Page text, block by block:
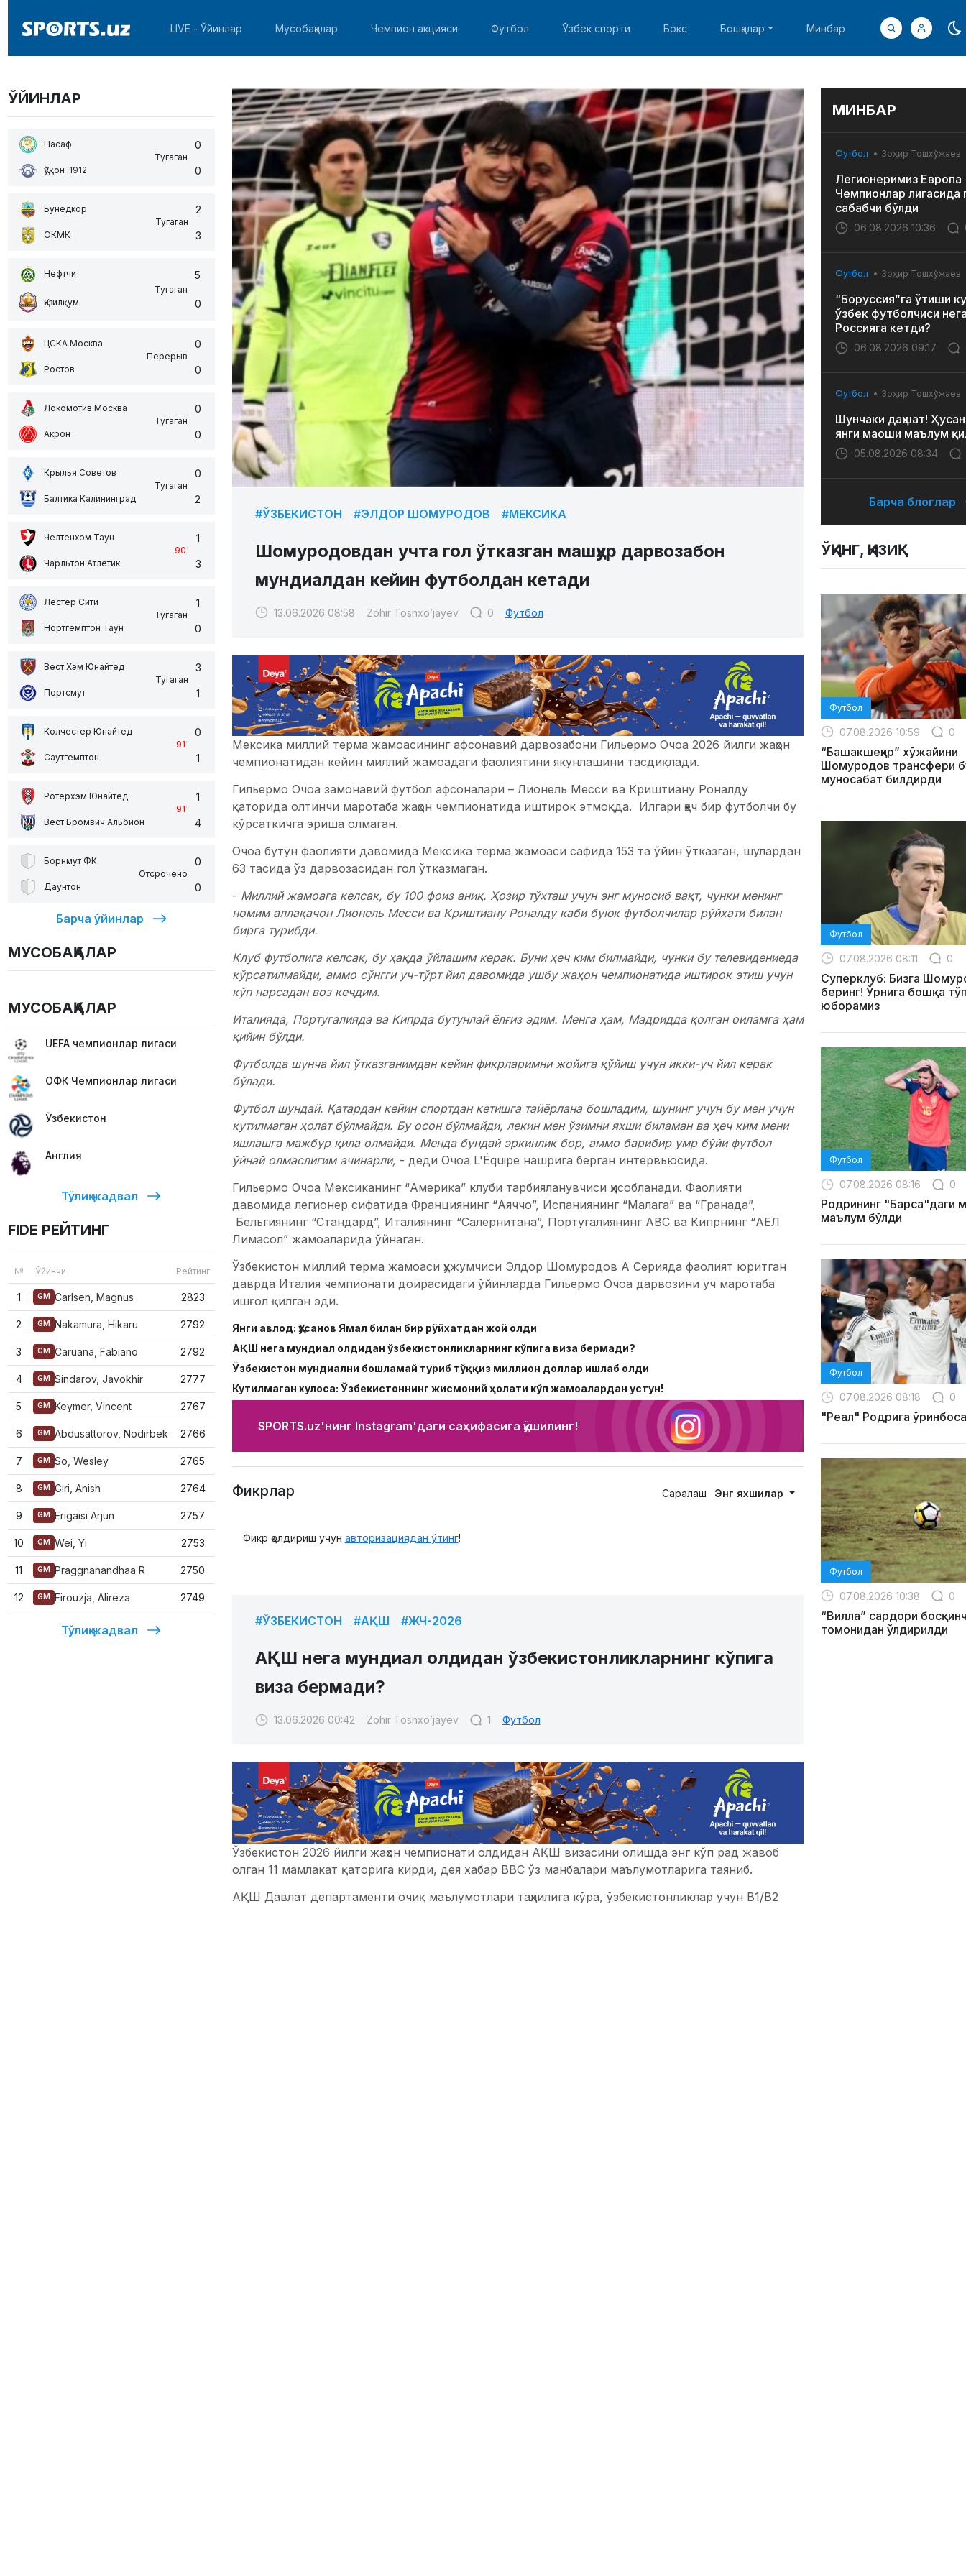
LIVE - Ўйинлар Мусобақалар Чемпион акцияси Футбол Ўзбек спорти Бокс Бошқалар Минбар
ЎЙИНЛАР
Насаф
Қўқон-1912
Тугаган
0
0
Бунедкор
ОКМК
Тугаган
2
3
Нефтчи
Қизилқум
Тугаган
5
0
ЦСКА Москва
Ростов
Перерыв
0
0
Локомотив Москва
Акрон
Тугаган
0
0
Крылья Советов
Балтика Калининград
Тугаган
0
2
Челтенхэм Таун
Чарльтон Атлетик
90'
1
3
Лестер Сити
Нортгемптон Таун
Тугаган
1
0
Вест Хэм Юнайтед
Портсмут
Тугаган
3
1
Колчестер Юнайтед
Саутгемптон
91'
0
1
Ротерхэм Юнайтед
Вест Бромвич Альбион
91'
1
4
Борнмут ФК
Даунтон
Отсрочено
0
0
Барча ўйинлар
МУСОБАҚАЛАР
МУСОБАҚАЛАР
UEFA чемпионлар лигаси
ОФК Чемпионлар лигаси
Ўзбекистон
Англия
Тўлиқ жадвал
FIDE РЕЙТИНГ
№ Ўйинчи Рейтинг
1 GM Carlsen, Magnus 2823
2 GM Nakamura, Hikaru 2792
3 GM Caruana, Fabiano 2792
4 GM Sindarov, Javokhir 2777
5 GM Keymer, Vincent 2767
6 GM Abdusattorov, Nodirbek 2766
7 GM So, Wesley 2765
8 GM Giri, Anish 2764
9 GM Erigaisi Arjun 2757
10 GM Wei, Yi 2753
11 GM Praggnanandhaa R 2750
12 GM Firouzja, Alireza 2749
Тўлиқ жадвал
#ЎЗБЕКИСТОН #ЭЛДОР ШОМУРОДОВ #МЕКСИКА
Шомуродовдан учта гол ўтказган машҳур дарвозабон
мундиалдан кейин футболдан кетади
13.06.2026 08:58 Zohir Toshxo’jayev 0 Футбол
Мексика миллий терма жамоасининг афсонавий дарвозабони Гильермо Очоа 2026 йилги жаҳон
чемпионатидан кейин миллий жамоадаги фаолиятини якунлашини тасдиқлади.
Гильермо Очоа замонавий футбол афсоналари – Лионель Месси ва Криштиану Роналду
қаторида олтинчи маротаба жаҳон чемпионатида иштирок этмоқда. Илгари ҳеч бир футболчи бу
кўрсаткичга эриша олмаган.
Очоа бутун фаолияти давомида Мексика терма жамоаси сафида 153 та ўйин ўтказган, шулардан
63 тасида ўз дарвозасидан гол ўтказмаган.
- Миллий жамоага келсак, бу 100 фоиз аниқ. Ҳозир тўхташ учун энг муносиб вақт, чунки менинг
номим аллақачон Лионель Месси ва Криштиану Роналду каби буюк футболчилар рўйхати билан
бирга турибди.
Клуб футболига келсак, бу ҳақда ўйлашим керак. Буни ҳеч ким билмайди, чунки бу телевидениеда
кўрсатилмайди, аммо сўнгги уч-тўрт йил давомида ушбу жаҳон чемпионатида иштирок этиш учун
кўп нарсадан воз кечдим.
Италияда, Португалияда ва Кипрда бутунлай ёлғиз эдим. Менга ҳам, Мадридда қолган оиламга ҳам
қийин бўлди.
Футболда шунча йил ўтказганимдан кейин фикрларимни жойига қўйиш учун икки-уч йил керак
бўлади.
Футбол шундай. Қатардан кейин спортдан кетишга тайёрлана бошладим, шунинг учун бу мен учун
кутилмаган ҳолат бўлмайди. Бу осон бўлмайди, лекин мен ўзимни яхши биламан ва ҳеч ким мени
ишлашга мажбур қила олмайди. Менда бундай эркинлик бор, аммо барибир умр бўйи футбол
ўйнай олмаслигим ачинарли, - деди Очоа L'Équipe нашрига берган интервьюсида.
Гильермо Очоа Мексиканинг “Америка” клуби тарбияланувчиси ҳисобланади. Фаолияти
давомида легионер сифатида Франциянинг “Аяччо”, Испаниянинг “Малага” ва “Гранада”,
Бельгиянинг “Стандард”, Италиянинг “Салернитана”, Португалиянинг АВС ва Кипрнинг “АЕЛ
Лимасол” жамоаларида ўйнаган.
Ўзбекистон миллий терма жамоаси ҳужумчиси Элдор Шомуродов А Серияда фаолият юритган
даврда Италия чемпионати доирасидаги ўйинларда Гильермо Очоа дарвозини уч маротаба
ишғол қилган эди.
Янги авлод: Ҳусанов Ямал билан бир рўйхатдан жой олди
АҚШ нега мундиал олдидан ўзбекистонликларнинг кўпига виза бермади?
Ўзбекистон мундиални бошламай туриб тўққиз миллион доллар ишлаб олди
Кутилмаган хулоса: Ўзбекистоннинг жисмоний ҳолати кўп жамоалардан устун!
SPORTS.uz'нинг Instagram'даги саҳифасига қўшилинг!
Фикрлар Саралаш Энг яхшилар
Фикр қолдириш учун авторизациядан ўтинг!
#ЎЗБЕКИСТОН #АҚШ #ЖЧ-2026
АҚШ нега мундиал олдидан ўзбекистонликларнинг кўпига
виза бермади?
13.06.2026 00:42 Zohir Toshxo’jayev 1 Футбол
Ўзбекистон 2026 йилги жаҳон чемпионати олдидан АҚШ визасини олишда энг кўп рад жавоб
олган 11 мамлакат қаторига кирди, дея хабар BBC ўз манбалари маълумотларига таяниб.
АҚШ Давлат департаменти очиқ маълумотлари таҳлилига кўра, ўзбекистонликлар учун B1/B2
МИНБАР
Футбол Зоҳир Тошхўжаев
Легионеримиз Европа
Чемпионлар лигасида
сабабчи бўлди
06.08.2026 10:36
Футбол Зоҳир Тошхўжаев
“Боруссия”га ўтиши
ўзбек футболчиси
Россияга кетди?
06.08.2026 09:17
Футбол Зоҳир Тошхўжаев
Шунчаки даҳшат!
янги маоши маълум
05.08.2026 08:34
Барча блоглар
ЎҚИНГ, ҚИЗИҚ!
Футбол
07.08.2026 10:59 0
“Башакшеҳир” хўжайини
Шомуродов трансфери
муносабат билдирди
Футбол
07.08.2026 08:11 0
Суперклуб: Бизга
беринг! Ўрнига бошқа
юборамиз
Футбол
07.08.2026 08:16 0
Родрининг "Барса"даги
маълум бўлди
Футбол
07.08.2026 08:18 0
"Реал" Родрига
Футбол
07.08.2026 10:38 0
“Вилла” сардори
томонидан ўлдирилди